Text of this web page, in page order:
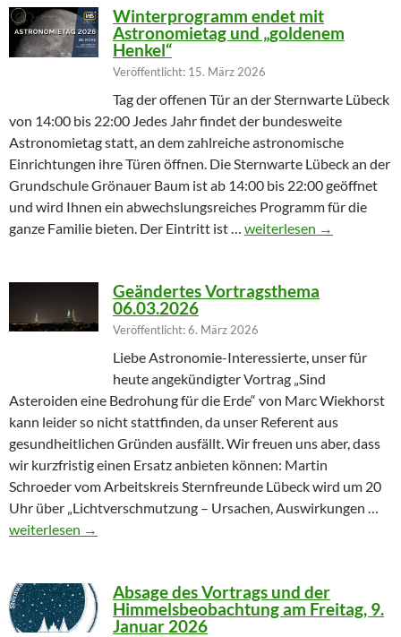
Winterprogramm endet mit
Astronomietag und „goldenem
Henkel“
Veröffentlicht: 15. März 2026
Tag der offenen Tür an der Sternwarte Lübeck
von 14:00 bis 22:00 Jedes Jahr findet der bundesweite
Astronomietag statt, an dem zahlreiche astronomische
Einrichtungen ihre Türen öffnen. Die Sternwarte Lübeck an der
Grundschule Grönauer Baum ist ab 14:00 bis 22:00 geöffnet
und wird Ihnen ein abwechslungsreiches Programm für die
ganze Familie bieten. Der Eintritt ist … Winterprogramm endet
weiterlesen →
Geändertes Vortragsthema
06.03.2026
Veröffentlicht: 6. März 2026
Liebe Astronomie-Interessierte, unser für
heute angekündigter Vortrag „Sind
Asteroiden eine Bedrohung für die Erde“ von Marc Wiekhorst
kann leider so nicht stattfinden, da unser Referent aus
gesundheitlichen Gründen ausfällt. Wir freuen uns aber, dass
wir kurzfristig einen Ersatz anbieten können: Martin
Schroeder vom Arbeitskreis Sternfreunde Lübeck wird um 20
Uhr über „Lichtverschmutzung – Ursachen, Auswirkungen …
Geändertes Vortragsthema 06.03.2026
weiterlesen →
Absage des Vortrags und der
Himmelsbeobachtung am Freitag, 9.
Januar 2026